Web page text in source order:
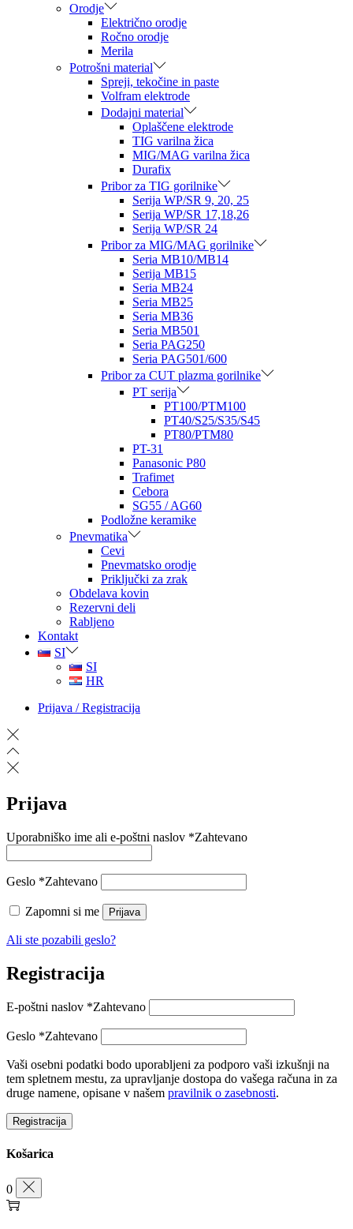
Orodje
Električno orodje
Ročno orodje
Merila
Potrošni material
Spreji, tekočine in paste
Volfram elektrode
Dodajni material
Oplaščene elektrode
TIG varilna žica
MIG/MAG varilna žica
Durafix
Pribor za TIG gorilnike
Serija WP/SR 9, 20, 25
Serija WP/SR 17,18,26
Serija WP/SR 24
Pribor za MIG/MAG gorilnike
Seria MB10/MB14
Serija MB15
Seria MB24
Seria MB25
Seria MB36
Seria MB501
Seria PAG250
Seria PAG501/600
Pribor za CUT plazma gorilnike
PT serija
PT100/PTM100
PT40/S25/S35/S45
PT80/PTM80
PT-31
Panasonic P80
Trafimet
Cebora
SG55 / AG60
Podložne keramike
Pnevmatika
Cevi
Pnevmatsko orodje
Priključki za zrak
Obdelava kovin
Rezervni deli
Rabljeno
Kontakt
SI
SI
HR
Prijava / Registracija
Prijava
Uporabniško ime ali e-poštni naslov *Zahtevano
Geslo *Zahtevano
Zapomni si me Prijava
Ali ste pozabili geslo?
Registracija
E-poštni naslov *Zahtevano
Geslo *Zahtevano
Vaši osebni podatki bodo uporabljeni za podporo vaši izkušnji na
tem spletnem mestu, za upravljanje dostopa do vašega računa in za
druge namene, opisane v našem pravilnik o zasebnosti.
Registracija
Košarica
0